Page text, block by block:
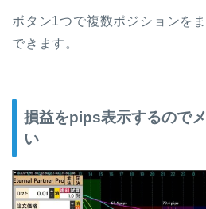
ボタン1つで複数ポジションを
できます。
損益をpips表示するので
い